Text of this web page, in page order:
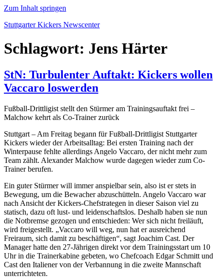
Zum Inhalt springen
Stuttgarter Kickers Newscenter
Schlagwort: Jens Härter
StN: Turbulenter Auftakt: Kickers wollen
Vaccaro loswerden
Fußball-Drittligist stellt den Stürmer am Trainingsauftakt frei –
Malchow kehrt als Co-Trainer zurück
Stuttgart – Am Freitag begann für Fußball-Drittligist Stuttgarter
Kickers wieder der Arbeitsalltag: Bei ersten Training nach der
Winterpause fehlte allerdings Angelo Vaccaro, der nicht mehr zum
Team zählt. Alexander Malchow wurde dagegen wieder zum Co-
Trainer berufen.
Ein guter Stürmer will immer anspielbar sein, also ist er stets in
Bewegung, um die Bewacher abzuschütteln. Angelo Vaccaro war
nach Ansicht der Kickers-Chefstrategen in dieser Saison viel zu
statisch, dazu oft lust- und leidenschaftslos. Deshalb haben sie nun
die Notbremse gezogen und entschieden: Wer sich nicht freiläuft,
wird freigestellt. „Vaccaro will weg, nun hat er ausreichend
Freiraum, sich damit zu beschäftigen“, sagt Joachim Cast. Der
Manager hatte den 27-Jährigen direkt vor dem Trainingsstart um 10
Uhr in die Trainerkabine gebeten, wo Chefcoach Edgar Schmitt und
Cast den Italiener von der Verbannung in die zweite Mannschaft
unterrichteten.